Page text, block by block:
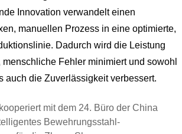
Innovation verwandelt einen
manuellen Prozess in eine optimierte,
Dadurch wird die Leistung
Fehler minimiert und sowohl
auch die Zuverlässigkeit verbessert.